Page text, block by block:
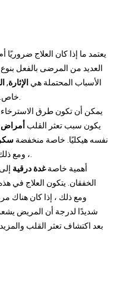
يعتمد ما إذا كان العلاج
العديد من المرضى بالفعل
الأسباب المحتملة هي الإثارة,
يمكن أن تكون طرق الاسترخاء
يكون سبب تعثر القلب أمراض
نفسه هيكليًا. خاصة منخفضة
أهمية خاصةغدة درقية
الخفقان. يتكون العلاج في
ومع ذلك ، إذا كان هناك
شديدًا لدرجة أن المريض
بعد اكتشاف تعثر القلب